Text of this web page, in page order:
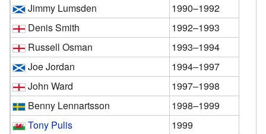
Jimmy Lumsden
1990–1992
Denis Smith
1992–1993
Russell Osman
1993–1994
Joe Jordan
1994–1997
John Ward
1997–1998
Benny Lennartsson
1998–1999
Tony Pulis
1999